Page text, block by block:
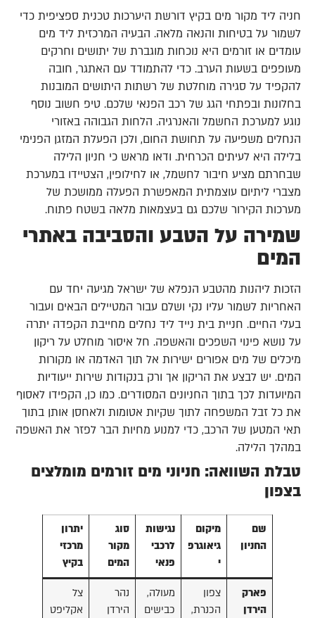
חניה ליד מקור מים בקיץ דורשת היערכות טכנית ספציפית כדי
לשמור על בטיחות והנאה מלאה. הבעיה המרכזית ליד מים
עומדים או זורמים היא נוכחות מוגברת של יתושים וחרקים
מעופפים בשעות הערב. כדי להתמודד עם האתגר, חובה
להקפיד על סגירה מוחלטת של רשתות היתושים המובנות
בחלונות ובפתחי הגג של רכב הפנאי שלכם. טיפ חשוב נוסף
נוגע למערכת החשמל והאנרגיה. הלחות הגבוהה באזורי
הנחלים משפיעה על תחושת החום, ולכן הפעלת המזגן הפנימי
בלילה היא לעיתים הכרחית. ודאו מראש כי חניון הלילה
שבחרתם מציע חיבור לחשמל, או לחילופין, הצטיידו במערכת
מצברי ליתיום עוצמתית המאפשרת הפעלה ממושכת של
מערכות הקירור שלכם גם בעצמאות מלאה בשטח פתוח.
שמירה על הטבע והסביבה באתרי
המים
הזכות ליהנות מהטבע הנפלא של ישראל מגיעה יחד עם
האחריות לשמור עליו נקי ושלם עבור המטיילים הבאים ועבור
בעלי החיים. חניית בית נייד ליד נחלים מחייבת הקפדה יתרה
על נושא פינוי השפכים והאשפה. חל איסור מוחלט על ריקון
מיכלים של מים אפורים ישירות אל תוך האדמה או מקורות
המים. יש לבצע את הריקון אך ורק בנקודות שירות ייעודיות
המיועדות לכך בתוך החניונים המסודרים. כמו כן, הקפידו לאסוף
את כל זבל המשפחה לתוך שקיות אטומות ולאחסן אותן בתוך
תאי המטען של הרכב, כדי למנוע מחיות הבר לפזר את האשפה
במהלך הלילה.
טבלת השוואה: חניוני מים זורמים מומלצים
בצפון
שם
החניון
מיקום
גיאוגרפ
י
נגישות
לרכבי
פנאי
סוג
מקור
המים
יתרון
מרכזי
בקיץ
פארק
הירדן
צפון
הכנרת,
מעולה,
כבישים
נהר
הירדן
צל
אקליפט